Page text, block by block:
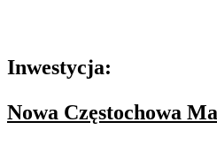
Inwestycja:
Nowa Częstochowa